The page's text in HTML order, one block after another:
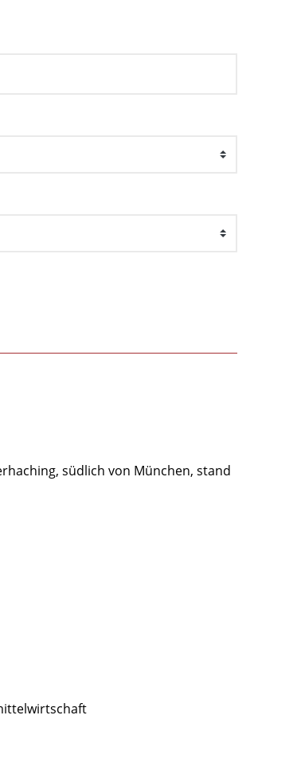
südlich von München, stand